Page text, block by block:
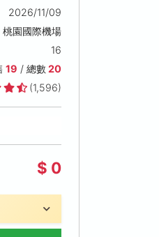
26 (四)
2026/11/09
桃園國際機場
16
19 / 總數20
(1,596)
$ 0